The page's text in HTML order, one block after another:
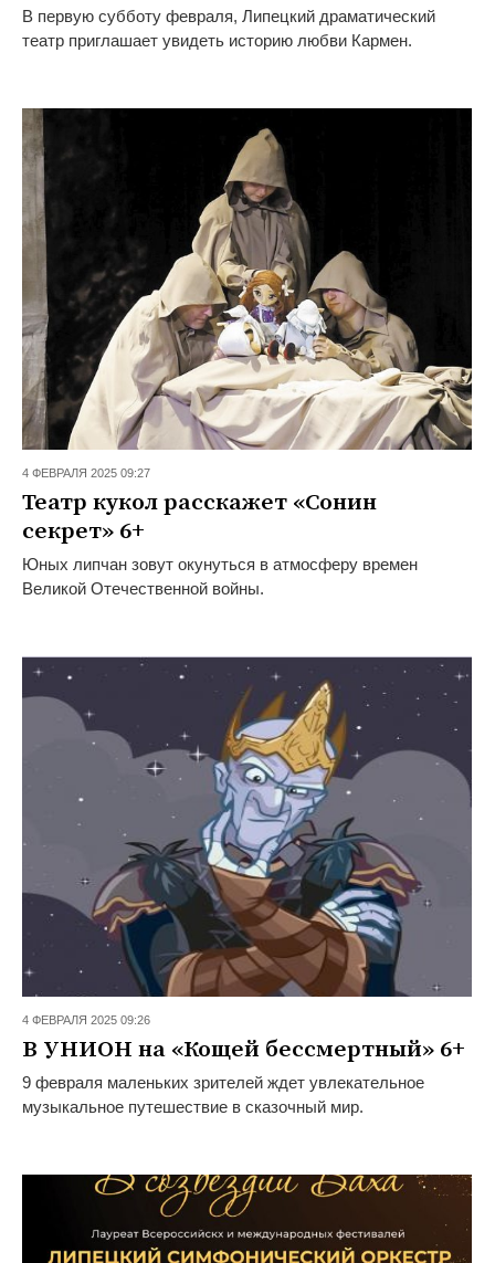
В первую субботу февраля, Липецкий драматический
театр приглашает увидеть историю любви Кармен.
4 ФЕВРАЛЯ 2025 09:27
Театр кукол расскажет «Сонин
секрет» 6+
Юных липчан зовут окунуться в атмосферу времен
Великой Отечественной войны.
4 ФЕВРАЛЯ 2025 09:26
В УНИОН на «Кощей бессмертный» 6+
9 февраля маленьких зрителей ждет увлекательное
музыкальное путешествие в сказочный мир.